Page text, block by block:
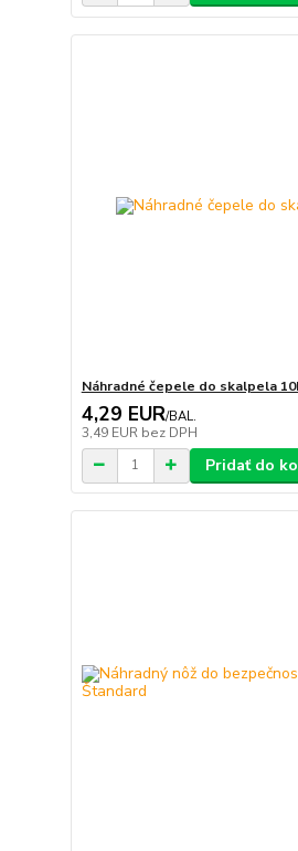
Náhradné čepele do skalpela
4,29 EUR/BAL.
3,49 EUR bez DPH
Pridať do